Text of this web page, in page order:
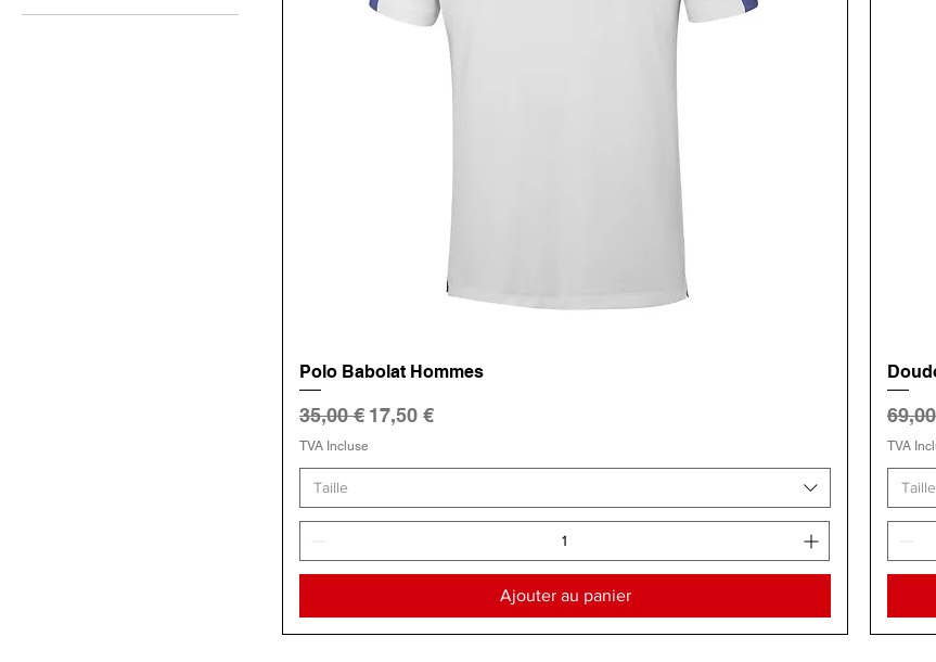
L
Polo Babolat Hommes
Prix original
35,00 € Prix promotionnel
17,50 €
TVA Incluse
Taille
Ajouter au panier
Prix
TVA
Taille